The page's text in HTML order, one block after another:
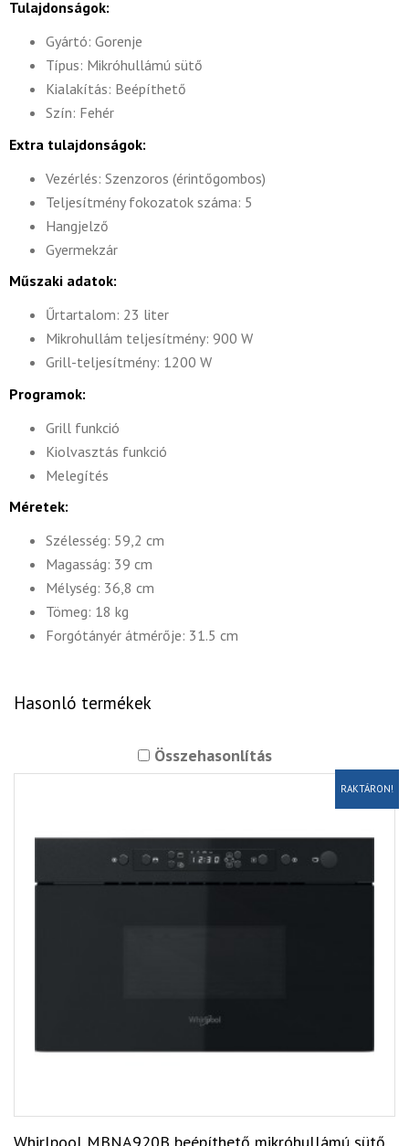
Tulajdonságok:
Gyártó: Gorenje
Típus: Mikróhullámú sütő
Kialakítás: Beépíthető
Szín: Fehér
Extra tulajdonságok:
Vezérlés: Szenzoros (érintőgombos)
Teljesítmény fokozatok száma: 5
Hangjelző
Gyermekzár
Műszaki adatok:
Űrtartalom: 23 liter
Mikrohullám teljesítmény: 900 W
Grill-teljesítmény: 1200 W
Programok:
Grill funkció
Kiolvasztás funkció
Melegítés
Méretek:
Szélesség: 59,2 cm
Magasság: 39 cm
Mélység: 36,8 cm
Tömeg: 18 kg
Forgótányér átmérője: 31.5 cm
Hasonló termékek
Összehasonlítás
RAKTÁRON!